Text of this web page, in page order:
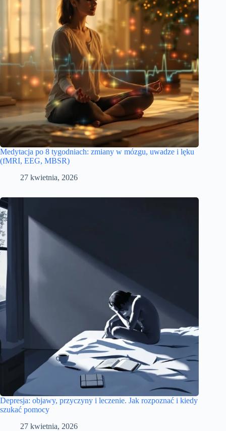
Medytacja po 8 tygodniach: zmiany w mózgu, uwadze i lęku
(fMRI, EEG, MBSR)
27 kwietnia, 2026
Depresja: objawy, przyczyny i leczenie. Jak rozpoznać i kiedy
szukać pomocy
27 kwietnia, 2026